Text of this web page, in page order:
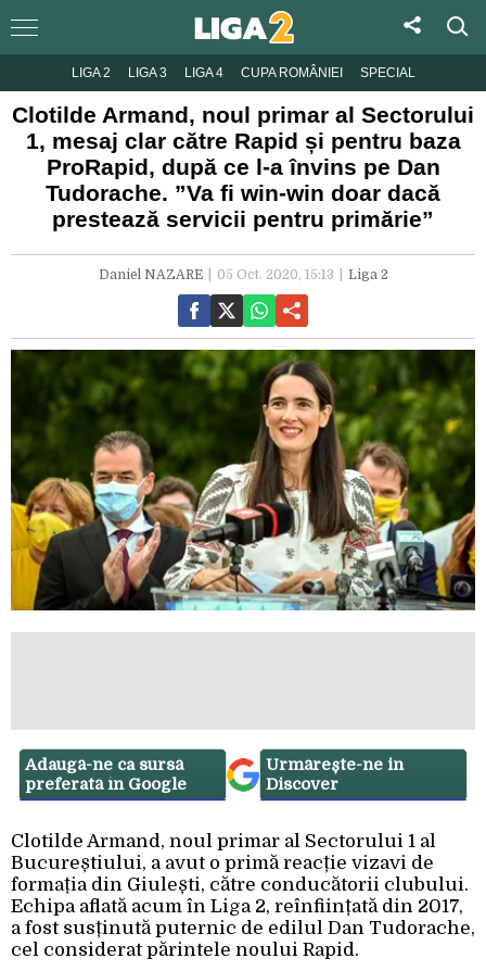
LIGA 2 LIGA 3 LIGA 4 CUPA ROMÂNIEI SPECIAL
Clotilde Armand, noul primar al Sectorului
1, mesaj clar către Rapid și pentru baza
ProRapid, după ce l-a învins pe Dan
Tudorache. ”Va fi win-win doar dacă
prestează servicii pentru primărie”
Daniel NAZARE 05 Oct. 2020, 15:13 Liga 2
Adaugă-ne ca sursă
preferată în Google
Urmărește-ne in
Discover
Clotilde Armand, noul primar al Sectorului 1 al
Bucureștiului, a avut o primă reacție vizavi de
formația din Giulești, către conducătorii clubului.
Echipa aflată acum în Liga 2, reînființată din 2017,
a fost susținută puternic de edilul Dan Tudorache,
cel considerat părintele noului Rapid.